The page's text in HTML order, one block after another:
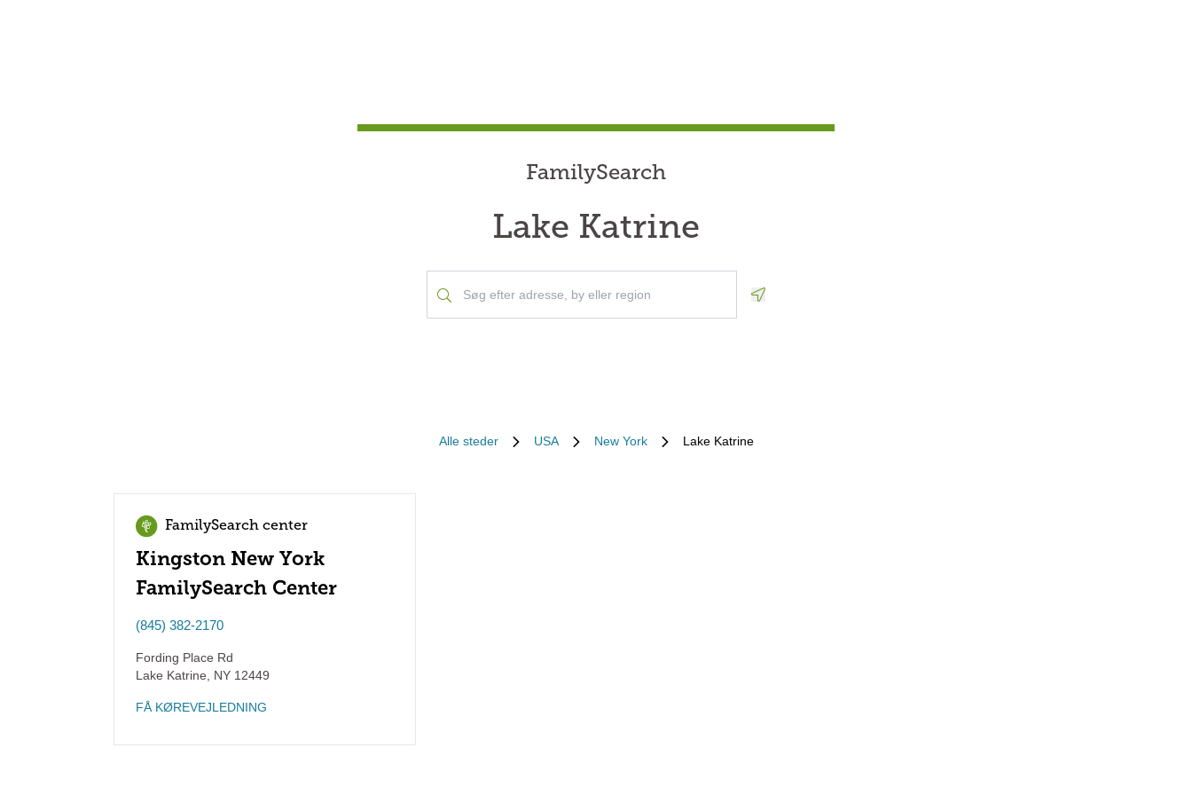
FamilySearch
Lake Katrine
Alle steder USA New York Lake Katrine
FamilySearch center
Kingston New York
FamilySearch Center
(845) 382-2170
Fording Place Rd
Lake Katrine
NY 12449
FÅ KØREVEJLEDNING